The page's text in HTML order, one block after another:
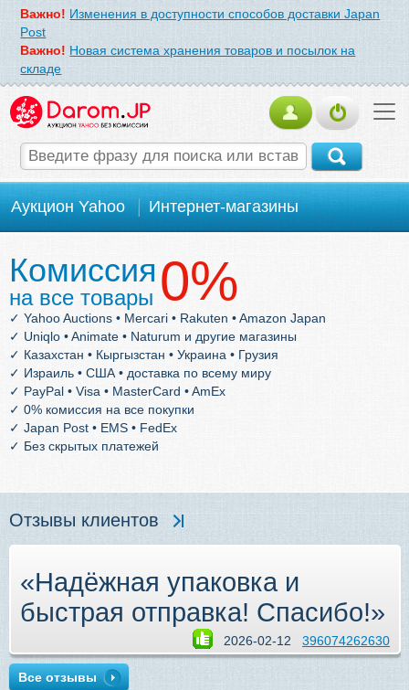
Важно! Изменения в доступности способов доставки Japan
Post
Важно! Новая система хранения товаров и посылок на
складе
Аукцион Yahoo Интернет-магазины
О компании Форум и отзывы
Доставка товаров из Японии
Комиссия
на все товары 0%
✓ Yahoo Auctions • Mercari • Rakuten • Amazon Japan
✓ Uniqlo • Animate • Naturum и другие магазины
✓ Казахстан • Кыргызстан • Украина • Грузия
✓ Израиль • США • доставка по всему миру
✓ PayPal • Visa • MasterCard • AmEx
✓ 0% комиссия на все покупки
✓ Japan Post • EMS • FedEx
✓ Без скрытых платежей
Отзывы клиентов
2026-02-12 396074262630
«Надёжная упаковка и
быстрая отправка! Спасибо!»
Все отзывы